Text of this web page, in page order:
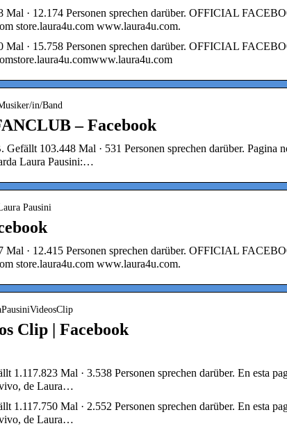
Mal · 12.174 Personen sprechen darüber. OFFICIAL
store.laura4u.com www.laura4u.com.
Mal · 15.758 Personen sprechen darüber. OFFICIAL
in/Band
– Facebook
103.448 Mal · 531 Personen sprechen darüber. Pagina
Laura Pausini:…
Pausini
Mal · 12.415 Personen sprechen darüber. OFFICIAL
store.laura4u.com www.laura4u.com.
Clip | Facebook
1.117.823 Mal · 3.538 Personen sprechen darüber. En esta
de Laura…
1.117.750 Mal · 2.552 Personen sprechen darüber. En esta
de Laura…